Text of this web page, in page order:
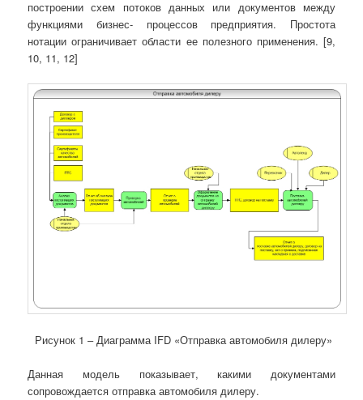
построении схем потоков данных или документов между
функциями бизнес- процессов предприятия. Простота
нотации ограничивает области ее полезного применения. [9,
10, 11, 12]
Рисунок 1 – Диаграмма IFD «Отправка автомобиля дилеру»
Данная модель показывает, какими документами
сопровождается отправка автомобиля дилеру.